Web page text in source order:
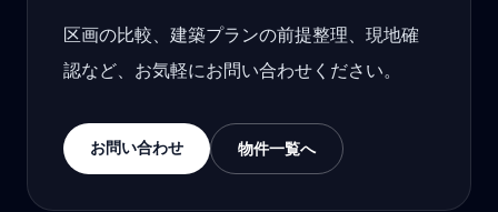
区画の比較、建築プランの前提整理、現地確
認など、お気軽にお問い合わせください。
お問い合わせ 物件一覧へ